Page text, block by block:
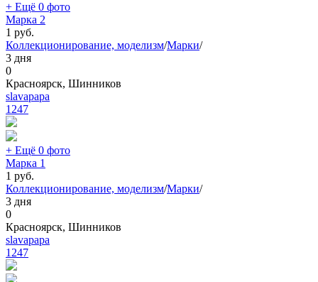
+ Ещё 0 фото
Марка 2
1 руб.
Коллекционирование, моделизм/Марки/
3 дня
0
Красноярск, Шинников
slavapapa
1247
+ Ещё 0 фото
Марка 1
1 руб.
Коллекционирование, моделизм/Марки/
3 дня
0
Красноярск, Шинников
slavapapa
1247